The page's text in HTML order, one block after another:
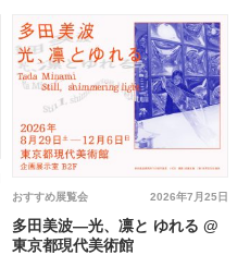
2026年7月25日
おすすめ展覧会
多田美波―光、凛と ゆれる @
東京都現代美術館